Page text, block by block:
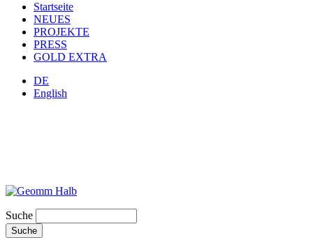
Startseite
NEUES
PROJEKTE
PRESS
GOLD EXTRA
DE
English
Suche